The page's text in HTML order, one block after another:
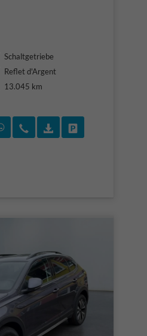
Schaltgetriebe
Reflet d'Argent
13.045 km
Rückruf vereinbaren
Wir rufen Sie an
Fahrzeugexposé